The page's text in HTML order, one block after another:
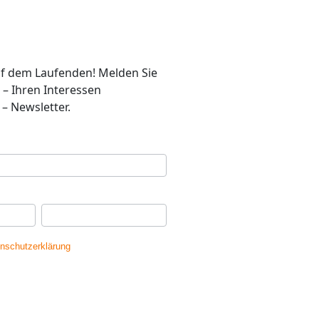
dem Laufenden! Melden Sie
Ihren Interessen
Newsletter.
gelesen und erkläre